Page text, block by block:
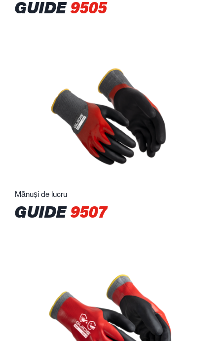
GUIDE9505
Mănuși de lucru
GUIDE9507